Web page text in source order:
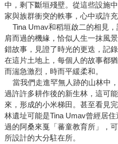
中，剩下斷垣殘壁。從這些設施
家與族群衝突的軼事，心中或許充
Tina Umav和稻垣啟二的相見
肩而過的機緣，恰似人生一抹風
錯故事，見證了時光的更迭，記
在這片土地上，每個人的故事都
而湍急激烈，時而平緩柔和。
當我們走進罕無人跡的山林中
過許許多耕作後的新生林，這可
來，形成的小米梯田。甚至看見
林遺址可能是Tina Umav曾經居
過的阿桑來戛「蕃童教育所」，
所設計的大分駐在所。